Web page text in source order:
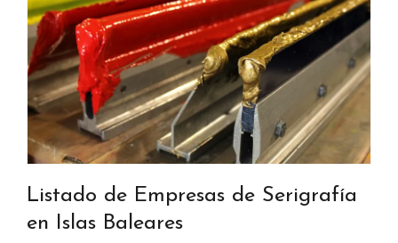
Listado de Empresas de Serigrafía
en Islas Baleares